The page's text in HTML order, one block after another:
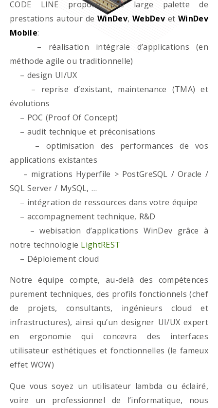
CODE LINE propose une large palette de
prestations autour deWinDev,WebDevet WinDev
Mobile:
– réalisation intégrale d’applications (en
méthode agile ou traditionnelle)
– design UI/UX
– reprise d’existant, maintenance (TMA) et
évolutions
– POC (Proof Of Concept)
– audit technique et préconisations
– optimisation des performances de vos
applications existantes
– migrations Hyperfile > PostGreSQL / Oracle /
SQL Server / MySQL, …
– intégration de ressources dans votre équipe
– accompagnement technique, R&D
– webisation d’applications WinDev grâce à
notre technologie LightREST
– Déploiement cloud
Notre équipe compte, au-delà des compétences
purement techniques, des profils fonctionnels (chef
de projets, consultants, ingénieurs cloud et
infrastructures), ainsi qu’un designer UI/UX expert
en ergonomie qui concevra des interfaces
utilisateur esthétiques et fonctionnelles (le fameux
effet WOW)
Que vous soyez un utilisateur lambda ou éclairé,
voire un professionnel de l’informatique, nous